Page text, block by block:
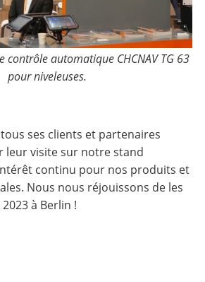
contrôle automatique CHCNAV TG 63
pour niveleuses.
ses clients et partenaires
leur visite sur notre stand
intérêt continu pour nos produits et
Nous nous réjouissons de les
2023 à Berlin !